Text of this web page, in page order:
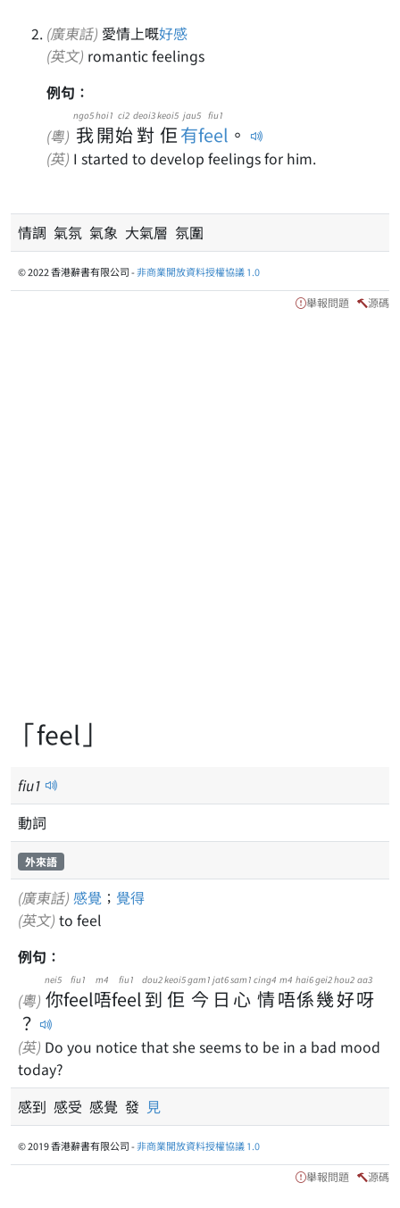
(廣東話) 愛情上嘅好感
(英文) romantic feelings
例句：
(粵) 我
ngo5
開
hoi1
始
ci2
對
deoi3
佢
keoi5
有feel
jau5 fiu1
。
(英) I started to develop feelings for him.
情調 氣氛 氣象 大氣層 氛圍
© 2022 香港辭書有限公司 -非商業開放資料授權協議 1.0
舉報問題 源碼
「feel」
fiu1
動詞
外來語
(廣東話) 感覺 ； 覺得
(英文) to feel
例句：
(粵) 你
nei5
feel
fiu1
唔
m4
feel
fiu1
到
dou2
佢
keoi5
今
gam1
日
jat6
心
sam1
情
cing4
唔
m4
係
hai6
幾
gei2
好
hou2
呀
aa3
？
(英) Do you notice that she seems to be in a bad mood
today?
感到 感受 感覺 發 見
© 2019 香港辭書有限公司 -非商業開放資料授權協議 1.0
舉報問題 源碼